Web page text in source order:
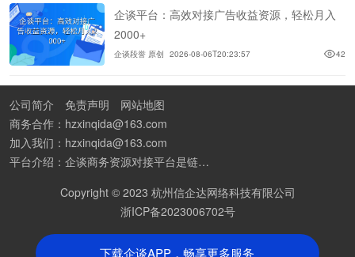
企谈平台：高效对接广告收益资源，轻松月入
2000+
企谈段誉 原创 2026-08-06T20:23:57 42
下载企谈APP，畅享更多服务
公司简介 免责声明
网站地图
商务合作：hzxinqida@163.com
加入我们：hzxinqida@163.com
平台介绍：企谈商务资源对接平台是链接资源人脉与客户的平台,也是地推app接任务平台、地推拉新团队接单平台。平台汇聚100W+商务资源，地推拉新、APP推广、BD异业合作等业务可免费发布。同时全国的地推团队和个人都可在地推接单平台找到赚钱项目和分享交流地推问题。
Copyright © 2023 杭州信企达网络科技有限公司
浙ICP备2023006702号